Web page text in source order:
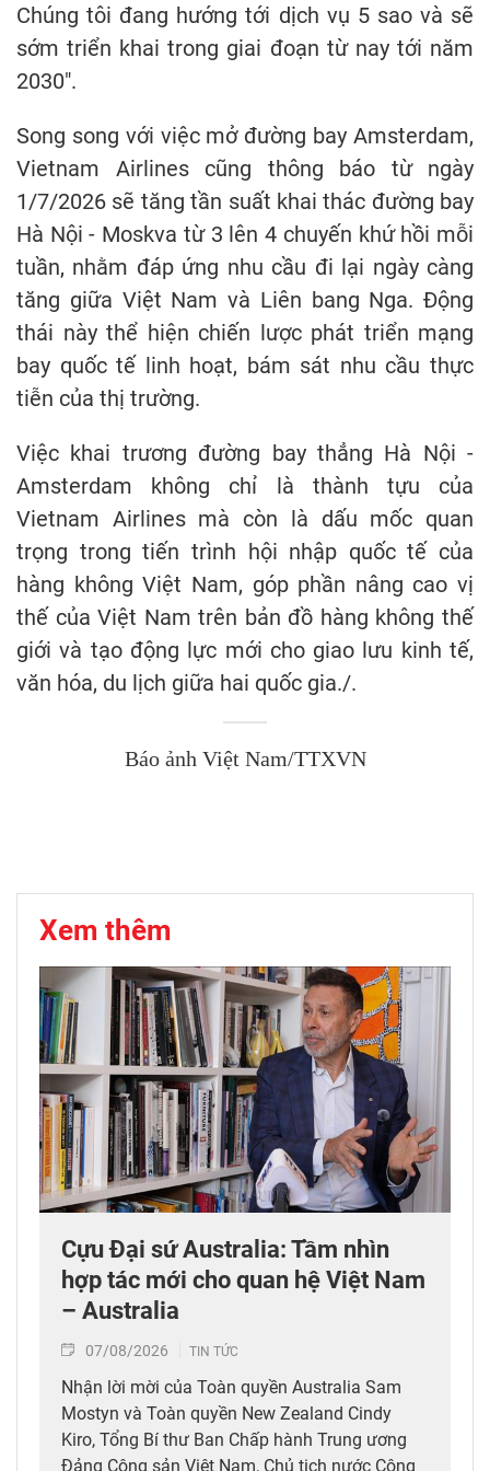
Chúng tôi đang hướng tới dịch vụ 5 sao và sẽ
sớm triển khai trong giai đoạn từ nay tới năm
2030".
Song song với việc mở đường bay Amsterdam,
Vietnam Airlines cũng thông báo từ ngày
1/7/2026 sẽ tăng tần suất khai thác đường bay
Hà Nội - Moskva từ 3 lên 4 chuyến khứ hồi mỗi
tuần, nhằm đáp ứng nhu cầu đi lại ngày càng
tăng giữa Việt Nam và Liên bang Nga. Động
thái này thể hiện chiến lược phát triển mạng
bay quốc tế linh hoạt, bám sát nhu cầu thực
tiễn của thị trường.
Việc khai trương đường bay thẳng Hà Nội -
Amsterdam không chỉ là thành tựu của
Vietnam Airlines mà còn là dấu mốc quan
trọng trong tiến trình hội nhập quốc tế của
hàng không Việt Nam, góp phần nâng cao vị
thế của Việt Nam trên bản đồ hàng không thế
giới và tạo động lực mới cho giao lưu kinh tế,
văn hóa, du lịch giữa hai quốc gia./.
Báo ảnh Việt Nam/TTXVN
Xem thêm
Cựu Đại sứ Australia: Tầm nhìn
hợp tác mới cho quan hệ Việt Nam
– Australia
07/08/2026 TIN TỨC
Nhận lời mời của Toàn quyền Australia Sam
Mostyn và Toàn quyền New Zealand Cindy
Kiro, Tổng Bí thư Ban Chấp hành Trung ương
Đảng Cộng sản Việt Nam, Chủ tịch nước Cộng